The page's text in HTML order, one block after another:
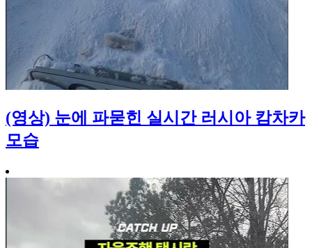
(영상) 눈에 파묻힌 실시간 러시아 캄차카
모습